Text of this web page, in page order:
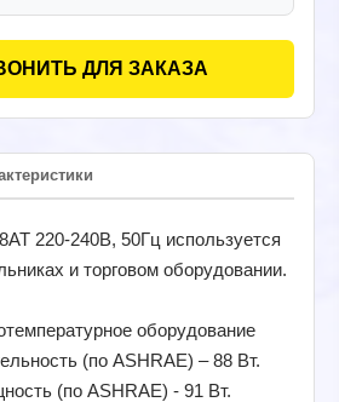
ДЛЯ ЗАКАЗА
220-240В, 50Гц используется
и торговом оборудовании.
оборудование
(по ASHRAE) – 88 Вт.
(по ASHRAE) - 91 Вт.